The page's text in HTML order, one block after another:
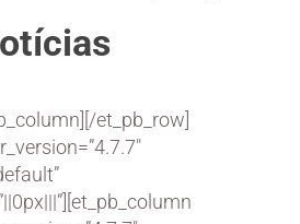
et_pb_row]